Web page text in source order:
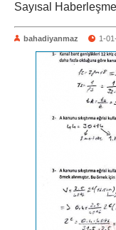
Sayısal
bahadiyanmaz 1-